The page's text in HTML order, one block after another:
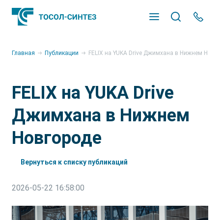
Главная Публикации FELIX на YUKA Drive Джимхана в Нижнем
FELIX на YUKA Drive
Джимхана в Нижнем
Новгороде
Вернуться к списку публикаций
2026-05-22 16:58:00
Оставьте заявку
Оставьте заявку
Оставьте заявку на
Откликнуться на вакансию
ближайшее время
Прикрепите резюме
Мастер подбора продукции
Войти
Адрес электронной почты
Пароль